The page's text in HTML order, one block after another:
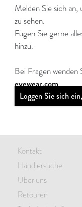
Melden Sie sich
zu sehen.
Fügen Sie gerne
hinzu.
Bei Fragen wenden
eyewear.com
Loggen Sie sich
Kontakt
Händlersuche
Über uns
Retouren